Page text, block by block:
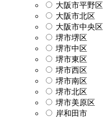
大阪市平野区
大阪市北区
大阪市中央区
堺市堺区
堺市中区
堺市東区
堺市西区
堺市南区
堺市北区
堺市美原区
岸和田市